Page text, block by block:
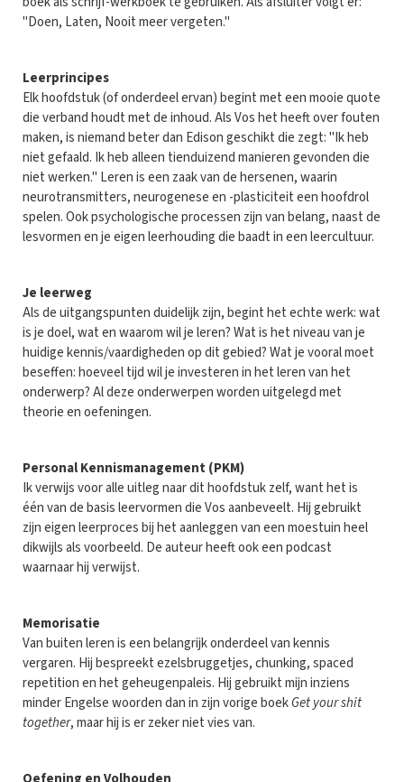
"Doen, Laten, Nooit meer vergeten."
Leerprincipes
Elk hoofdstuk (of onderdeel ervan) begint met een mooie quote
die verband houdt met de inhoud. Als Vos het heeft over fouten
maken, is niemand beter dan Edison geschikt die zegt: "Ik heb
niet gefaald. Ik heb alleen tienduizend manieren gevonden die
niet werken." Leren is een zaak van de hersenen, waarin
neurotransmitters, neurogenese en -plasticiteit een hoofdrol
spelen. Ook psychologische processen zijn van belang, naast de
lesvormen en je eigen leerhouding die baadt in een leercultuur.
Je leerweg
Als de uitgangspunten duidelijk zijn, begint het echte werk: wat
is je doel, wat en waarom wil je leren? Wat is het niveau van je
huidige kennis/vaardigheden op dit gebied? Wat je vooral moet
beseffen: hoeveel tijd wil je investeren in het leren van het
onderwerp? Al deze onderwerpen worden uitgelegd met
theorie en oefeningen.
Personal Kennismanagement (PKM)
Ik verwijs voor alle uitleg naar dit hoofdstuk zelf, want het is
één van de basis leervormen die Vos aanbeveelt. Hij gebruikt
zijn eigen leerproces bij het aanleggen van een moestuin heel
dikwijls als voorbeeld. De auteur heeft ook een podcast
waarnaar hij verwijst.
Memorisatie
Van buiten leren is een belangrijk onderdeel van kennis
vergaren. Hij bespreekt ezelsbruggetjes, chunking, spaced
repetition en het geheugenpaleis. Hij gebruikt mijn inziens
minder Engelse woorden dan in zijn vorige boekGet your shit
together, maar hij is er zeker niet vies van.